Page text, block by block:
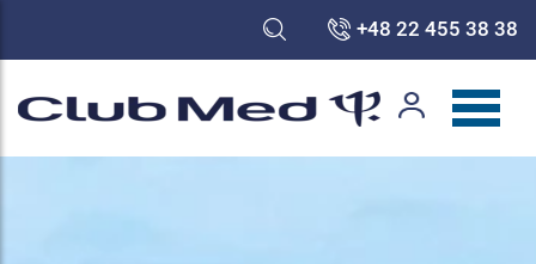
+48 22 455 38 38